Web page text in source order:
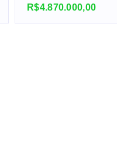
R$4.870.000,00